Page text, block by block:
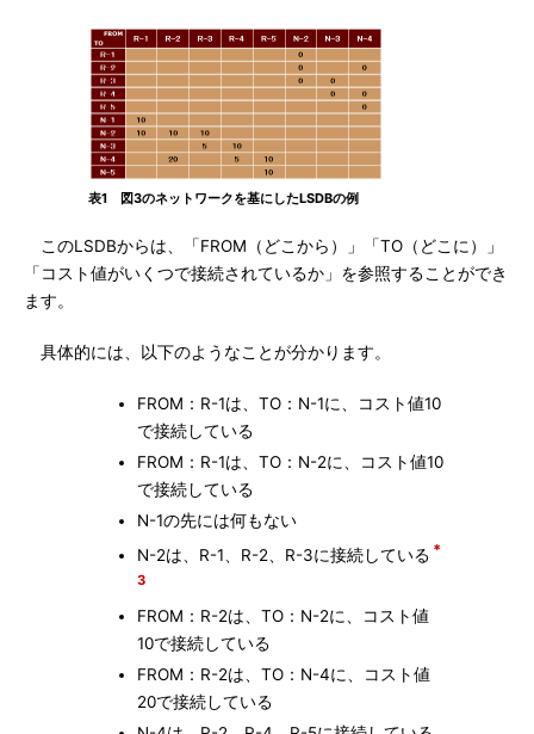
表1 図3のネットワークを基にしたLSDBの例
このLSDBからは、「FROM（どこから）」「TO（どこに）」
「コスト値がいくつで接続されているか」を参照することができ
ます。
具体的には、以下のようなことが分かります。
FROM：R-1は、TO：N-1に、コスト値10
で接続している
FROM：R-1は、TO：N-2に、コスト値10
で接続している
N-1の先には何もない
N-2は、R-1、R-2、R-3に接続している ＊
3
FROM：R-2は、TO：N-2に、コスト値
10で接続している
FROM：R-2は、TO：N-4に、コスト値
20で接続している